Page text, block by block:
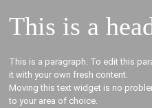
This is a
This is a paragraph. To edit this
it with your own fresh content.
Moving this text widget is no
to your area of choice.